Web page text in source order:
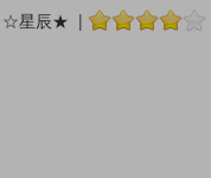
☆星辰★ |